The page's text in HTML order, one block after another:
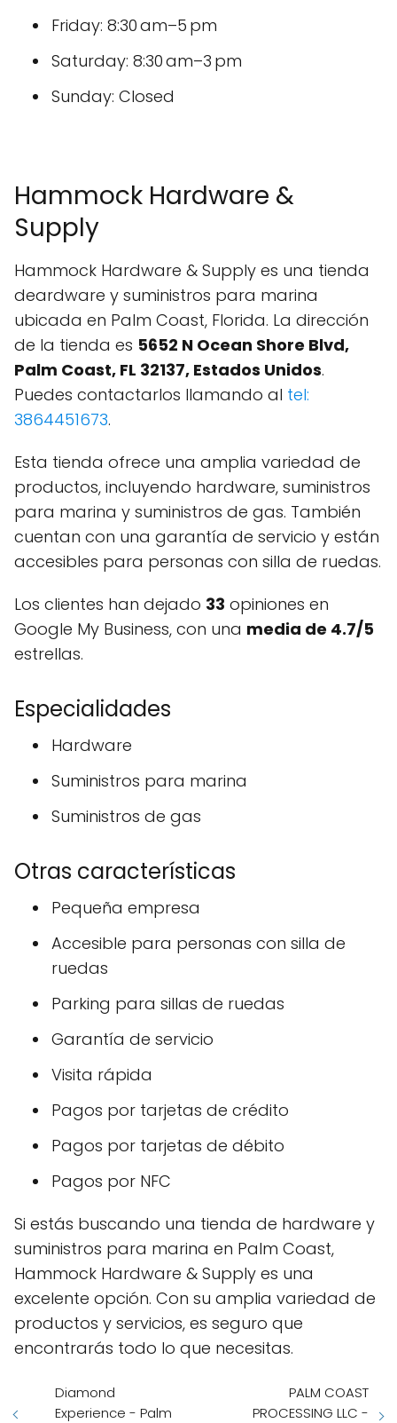
Friday: 8:30 am–5 pm
Saturday: 8:30 am–3 pm
Sunday: Closed
Hammock Hardware &
Supply
Hammock Hardware & Supply es una tienda
deardware y suministros para marina
ubicada en Palm Coast, Florida. La dirección
de la tienda es 5652 N Ocean Shore Blvd,
Palm Coast, FL 32137, Estados Unidos.
Puedes contactarlos llamando al tel:
3864451673.
Esta tienda ofrece una amplia variedad de
productos, incluyendo hardware, suministros
para marina y suministros de gas. También
cuentan con una garantía de servicio y están
accesibles para personas con silla de ruedas.
Los clientes han dejado 33 opiniones en
Google My Business, con una media de 4.7/5
estrellas.
Especialidades
Hardware
Suministros para marina
Suministros de gas
Otras características
Pequeña empresa
Accesible para personas con silla de
ruedas
Parking para sillas de ruedas
Garantía de servicio
Visita rápida
Pagos por tarjetas de crédito
Pagos por tarjetas de débito
Pagos por NFC
Si estás buscando una tienda de hardware y
suministros para marina en Palm Coast,
Hammock Hardware & Supply es una
excelente opción. Con su amplia variedad de
productos y servicios, es seguro que
encontrarás todo lo que necesitas.
Diamond
Experience - Palm
PALM COAST
PROCESSING LLC -